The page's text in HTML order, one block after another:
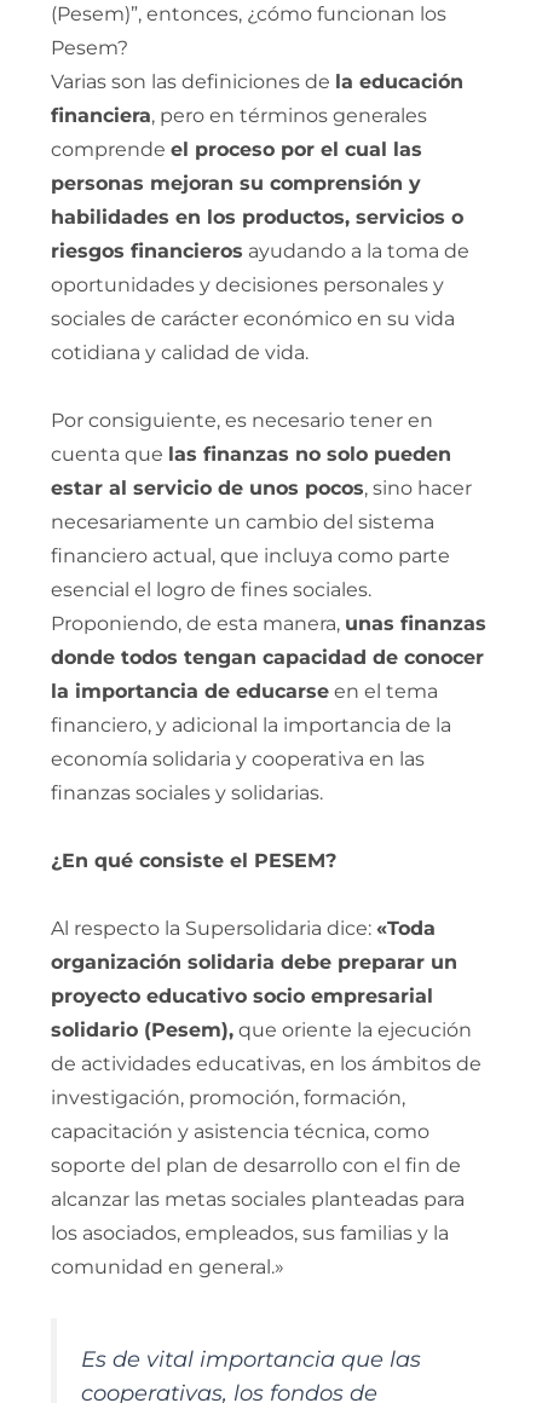
(Pesem)”, entonces, ¿cómo funcionan los
Pesem?
Varias son las definiciones de la educación
financiera, pero en términos generales
comprende el proceso por el cual las
personas mejoran su comprensión y
habilidades en los productos, servicios o
riesgos financieros ayudando a la toma de
oportunidades y decisiones personales y
sociales de carácter económico en su vida
cotidiana y calidad de vida.
Por consiguiente, es necesario tener en
cuenta que las finanzas no solo pueden
estar al servicio de unos pocos, sino hacer
necesariamente un cambio del sistema
financiero actual, que incluya como parte
esencial el logro de fines sociales.
Proponiendo, de esta manera, unas finanzas
donde todos tengan capacidad de conocer
la importancia de educarse en el tema
financiero, y adicional la importancia de la
economía solidaria y cooperativa en las
finanzas sociales y solidarias.
¿En qué consiste el PESEM?
Al respecto la Supersolidaria dice: «Toda
organización solidaria debe preparar un
proyecto educativo socio empresarial
solidario (Pesem), que oriente la ejecución
de actividades educativas, en los ámbitos de
investigación, promoción, formación,
capacitación y asistencia técnica, como
soporte del plan de desarrollo con el fin de
alcanzar las metas sociales planteadas para
los asociados, empleados, sus familias y la
comunidad en general.»
Es de vital importancia que las
cooperativas, los fondos de